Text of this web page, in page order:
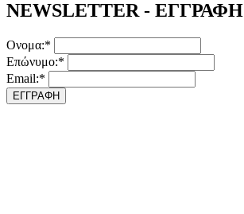
NEWSLETTER - ΕΓΓΡΑΦΗ
Ονομα:*
Επώνυμο:*
Email:*
ΕΓΓΡΑΦΗ